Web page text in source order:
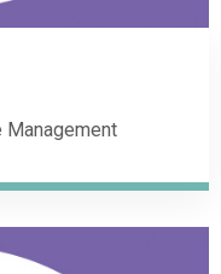
Management